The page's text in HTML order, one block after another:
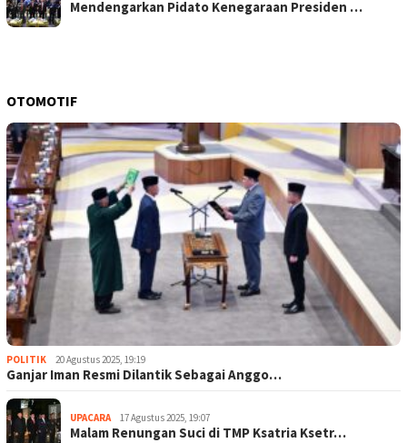
Mendengarkan Pidato Kenegaraan Presiden …
OTOMOTIF
POLITIK 20 Agustus 2025, 19:19
Ganjar Iman Resmi Dilantik Sebagai Anggo…
UPACARA 17 Agustus 2025, 19:07
Malam Renungan Suci di TMP Ksatria Ksetr…